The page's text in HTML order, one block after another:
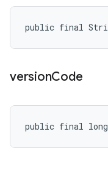
public final
versionCode
public final long